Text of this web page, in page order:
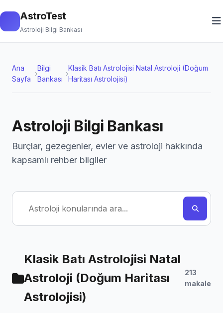
AstroTest
Astroloji Bilgi Bankası
Ana
Sayfa
›
Bilgi
Bankası
›
Klasik Batı Astrolojisi Natal Astroloji (Doğum
Haritası Astrolojisi)
Astroloji Bilgi Bankası
Burçlar, gezegenler, evler ve astroloji hakkında
kapsamlı rehber bilgiler
Klasik Batı Astrolojisi Natal
Astroloji (Doğum Haritası
Astrolojisi)
213
makale